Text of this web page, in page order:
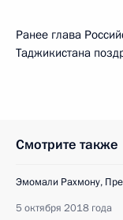
Ранее глава
Таджикистана
Смотрите также
Эмомали Рахмону,
5 октября 2018 года